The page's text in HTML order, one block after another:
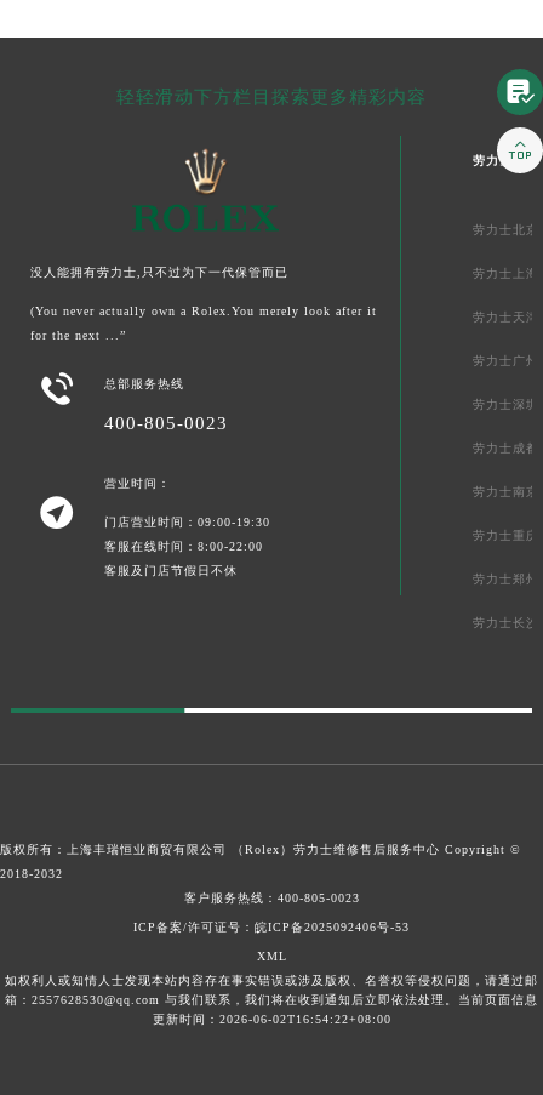
轻轻滑动下方栏目探索更多精彩内容
没人能拥有劳力士,只不过为下一代保管而已
(You never actually own a Rolex.You merely look after it
for the next ...”
 总部服务热线
400-805-0023

营业时间：
门店营业时间：09:00-19:30
客服在线时间：8:00-22:00
客服及门店节假日不休
劳力士中国
劳力士北京
劳力士上海
劳力士天津
劳力士广州
劳力士深圳
劳力士成都
劳力士南京
劳力士重庆
劳力士郑州
劳力士长沙
版权所有：上海丰瑞恒业商贸有限公司 （Rolex） 劳力士维修售后服务中心 Copyright ©
2018-2032
客户服务热线： 400-805-0023
ICP备案/许可证号：皖ICP备2025092406号-53
XML
如权利人或知情人士发现本站内容存在事实错误或涉及版权、名誉权等侵权问题，请通过邮
箱：2557628530@qq.com 与我们联系，我们将在收到通知后立即依法处理。当前页面信息
更新时间：2026-06-02T16:54:22+08:00

